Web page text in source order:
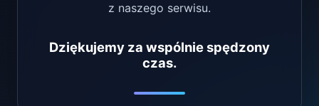
z naszego serwisu.
Dziękujemy za wspólnie spędzony
czas.